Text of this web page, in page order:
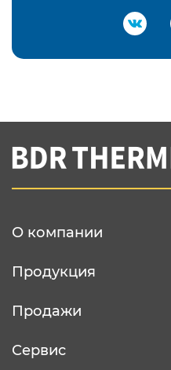
Подтвердить e-mail
Вы соглашаетесь с
конфеденциальности
О компании
Продукция
Продажи
Сервис